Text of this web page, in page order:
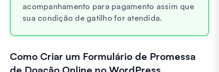
acompanhamento para pagamento assim que
sua condição de gatilho for atendida.
Como Criar um Formulário de Promessa